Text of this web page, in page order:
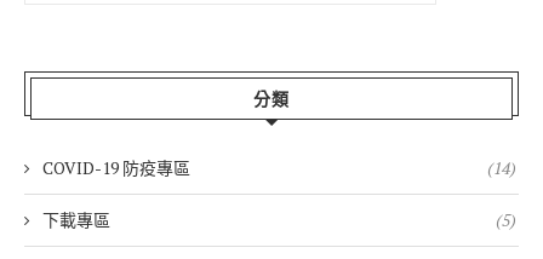
分類
COVID-19 防疫專區 (14)
下載專區 (5)